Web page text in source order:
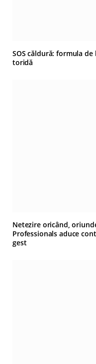
SOS căldură: formula
toridă
Netezire oricând,
Professionals aduce
gest